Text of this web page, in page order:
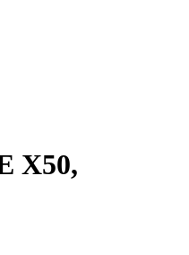
X50,